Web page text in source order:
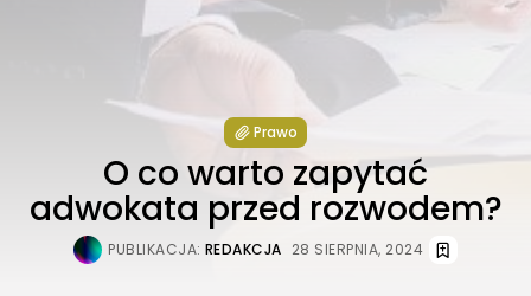
Prawo
O co warto zapytać
adwokata przed rozwodem?
PUBLIKACJA: REDAKCJA 28 SIERPNIA, 2024